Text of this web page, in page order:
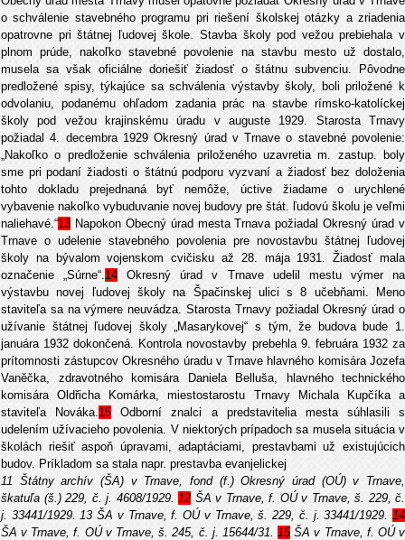
o schválenie stavebného programu pri riešení školskej otázky a zriadenia
opatrovne pri štátnej ľudovej škole. Stavba školy pod vežou prebiehala v
plnom prúde, nakoľko stavebné povolenie na stavbu mesto už dostalo,
musela sa však oficiálne doriešiť žiadosť o štátnu subvenciu. Pôvodne
predložené spisy, týkajúce sa schválenia výstavby školy, boli priložené k
odvolaniu, podanému ohľadom zadania prác na stavbe rímsko-katolíckej
školy pod vežou krajinskému úradu v auguste 1929. Starosta Trnavy
požiadal 4. decembra 1929 Okresný úrad v Trnave o stavebné povolenie:
„Nakoľko o predloženie schválenia priloženého uzavretia m. zastup. boly
sme pri podaní žiadosti o štátnú podporu vyzvaní a žiadosť bez doloženia
tohto dokladu prejednaná byť nemôže, úctive žiadame o urychlené
vybavenie nakoľko vybuduvanie novej budovy pre štát. ľudovú školu je veľmi
naliehavé.“13 Napokon Obecný úrad mesta Trnava požiadal Okresný úrad v
Trnave o udelenie stavebného povolenia pre novostavbu štátnej ľudovej
školy na bývalom vojenskom cvičisku až 28. mája 1931. Žiadosť mala
označenie „Súrne“.14 Okresný úrad v Trnave udelil mestu výmer na
výstavbu novej ľudovej školy na Špačinskej ulici s 8 učebňami. Meno
staviteľa sa na výmere neuvádza. Starosta Trnavy požiadal Okresný úrad o
užívanie štátnej ľudovej školy „Masarykovej“ s tým, že budova bude 1.
januára 1932 dokončená. Kontrola novostavby prebehla 9. februára 1932 za
prítomnosti zástupcov Okresného úradu v Trnave hlavného komisára Jozefa
Vaněčka, zdravotného komisára Daniela Belluša, hlavného technického
komisára Oldřicha Komárka, miestostarostu Trnavy Michala Kupčíka a
staviteľa Nováka.15 Odborní znalci a predstavitelia mesta súhlasili s
udelením užívacieho povolenia. V niektorých prípadoch sa musela situácia v
školách riešiť aspoň úpravami, adaptáciami, prestavbami už existujúcich
budov. Príkladom sa stala napr. prestavba evanjelickej
11 Štátny archív (ŠA) v Trnave, fond (f.) Okresný úrad (OÚ) v Trnave,
škatuľa (š.) 229, č. j. 4608/1929. 12 ŠA v Trnave, f. OÚ v Trnave, š. 229, č.
j. 33441/1929. 13 ŠA v Trnave, f. OÚ v Trnave, š. 229, č. j. 33441/1929. 14
ŠA v Trnave, f. OÚ v Trnave, š. 245, č. j. 15644/31. 15ŠA v Trnave, f. OÚ v